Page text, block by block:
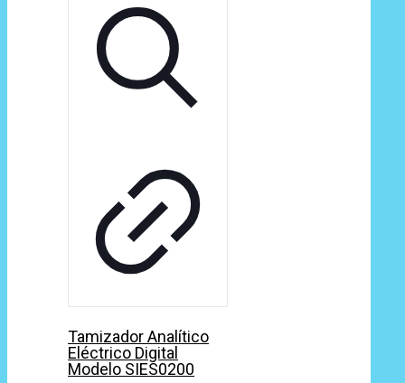
Tamizador Analítico
Eléctrico Digital
Modelo SIES0200